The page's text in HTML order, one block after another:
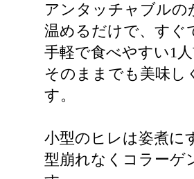
アンタッチャブルの
温めるだけで、すぐ
手軽で食べやすい1
そのままでも美味し
す。
小型のヒレは姿煮に
型崩れなくコラーゲ